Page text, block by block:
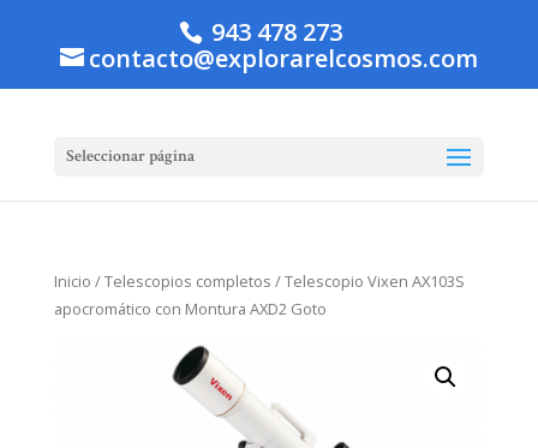
943 478 273
contacto@explorarelcosmos.com
Seleccionar página
Inicio /Telescopios completos / Telescopio Vixen AX103S
apocromático con Montura AXD2 Goto